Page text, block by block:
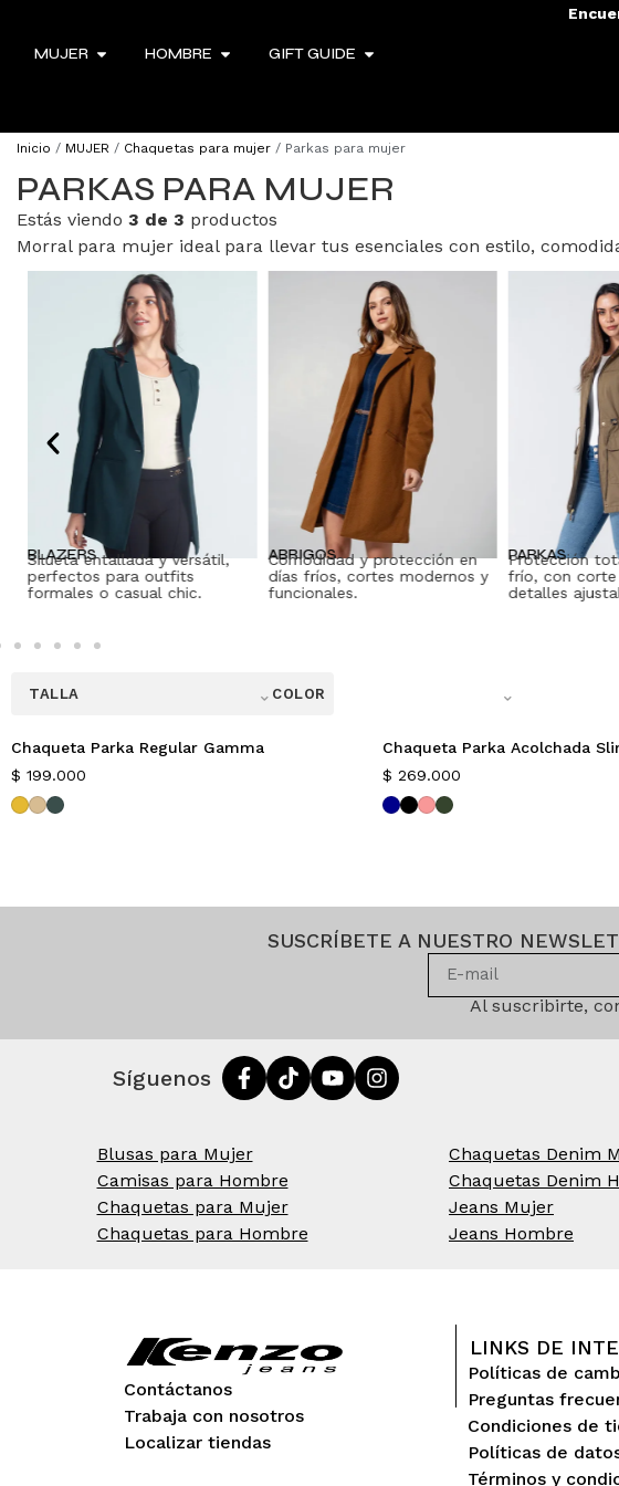
MUJER HOMBRE GIFT GUIDE
Inicio / MUJER / Chaquetas para mujer / Parkas para mujer
PARKAS PARA MUJER
Estás viendo 3 de 3 productos
Morral para mujer ideal para llevar tus esenciales con estilo,
BLAZERS
Silueta entallada y versátil,
perfectos para outfits
formales o casual chic.
ABRIGOS
Comodidad y protección en
días fríos, cortes modernos y
funcionales.
PARKAS
Protección
frío, con
detalles
TALLA ⌃ COLOR ⌃
Nuevo
Chaqueta Parka Regular Gamma
$ 199.000
Nuevo
Chaqueta Parka Acolchada
$ 269.000
SUSCRÍBETE A NUESTRO
Al suscribirte,
Síguenos
Blusas para Mujer
Camisas para Hombre
Chaquetas para Mujer
Chaquetas para Hombre
Chaquetas Denim
Chaquetas Denim
Jeans Mujer
Jeans Hombre
Contáctanos
Trabaja con nosotros
Localizar tiendas
LINKS DE
Políticas de
Preguntas
Condiciones de
Políticas de
Términos y